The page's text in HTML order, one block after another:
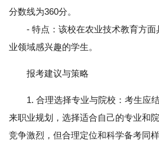
分数线为360分。
- 特点：该校在农业技术教育方面
业领域感兴趣的学生。
报考建议与策略
1. 合理选择专业与院校：考生应
来职业规划，选择适合自己的专业和
竞争激烈，但合理定位和科学备考同样